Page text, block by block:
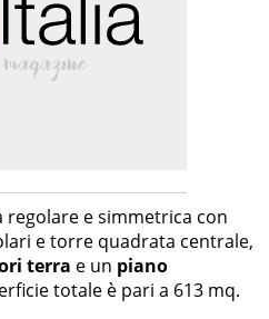
e simmetrica con
e torre quadrata centrale,
terra e un piano
totale è pari a 613 mq.